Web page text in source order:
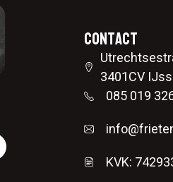
Contact
3401CV
085 019
KVK: